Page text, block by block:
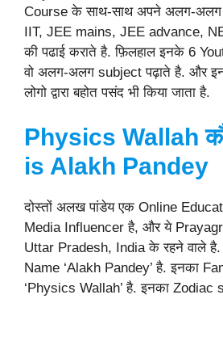
Course के साथ-साथ अपने अलग-अलग
IIT, JEE mains, JEE advance,
की पढाई कराते है. फ़िलहाल इनके 6
वो अलग-अलग subject पढ़ाते है. और
लोगो द्वारा बहोत पसंद भी किया जाता है.
Physics Wallah
is Alakh Pandey
दोस्तों अलख पांडेय एक Online
Media Influencer है, और ये
Uttar Pradesh, India के रहने वाले
Name ‘Alakh Pandey’ है. इनका
‘Physics Wallah’ है. इनका Zodiac